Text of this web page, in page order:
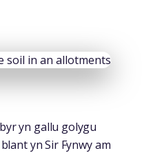
yn gallu golygu
yn Sir Fynwy am